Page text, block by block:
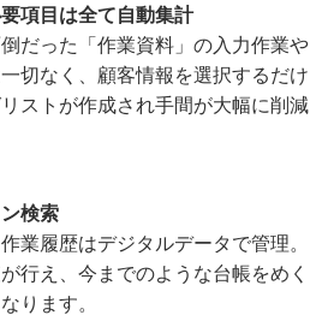
項目は全て自動集計
だった「作業資料」の入力作業や
切なく、顧客情報を選択するだけ
ストが作成され手間が大幅に削減
検索
業履歴はデジタルデータで管理。
行え、今までのような台帳をめく
ります。